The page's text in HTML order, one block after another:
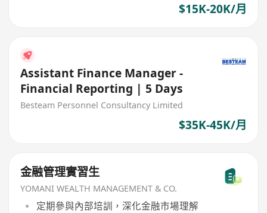
$15K-20K/月
Assistant Finance Manager -
Financial Reporting | 5 Days
Besteam Personnel Consultancy Limited
$35K-45K/月
金融管理實習生
YOMANI WEALTH MANAGEMENT & CO.
定期參與內部培訓，深化金融市場理解